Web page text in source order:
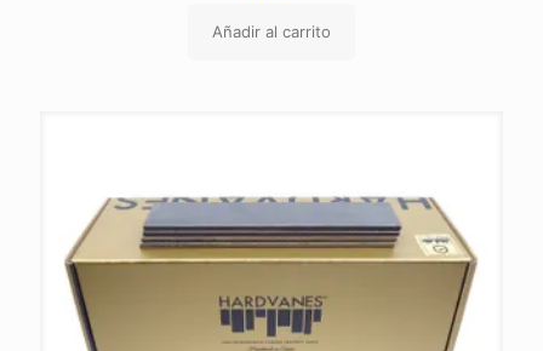
Añadir al carrito